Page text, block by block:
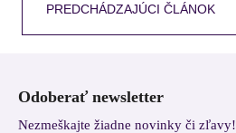
PREDCHÁDZAJÚCI ČLÁNOK
Odoberať newsletter
Nezmeškajte žiadne novinky či zľavy!